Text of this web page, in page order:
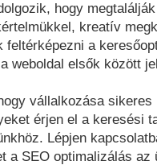
hogy
kreatív
feltérképezni a
weboldal elsők között
vállalkozása
érjen el a keresési
Lépjen
a SEO optimalizálás az